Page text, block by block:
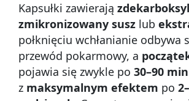
Kapsułki zawierają
zmikronizowany susz lub
połknięciu wchłanianie odbywa
przewód pokarmowy, a
pojawia się zwykle po 30–90
z maksymalnym efektem po